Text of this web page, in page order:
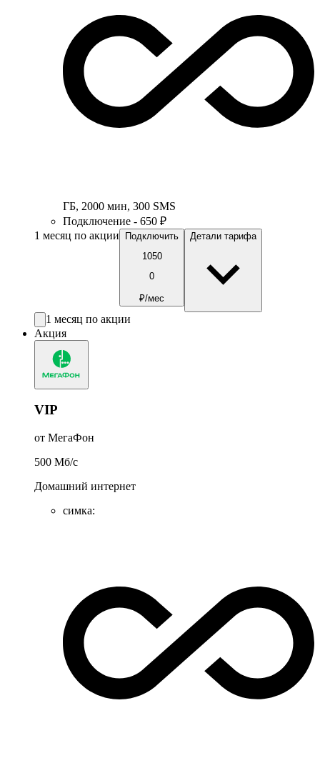
ГБ, 2000 мин, 300 SMS
Подключение - 650 ₽
1 месяц по акции
Подключить
1050
0
₽/мес
Детали тарифа
1 месяц по акции
Акция
VIP
от МегаФон
500 Мб/c
Домашний интернет
симка: